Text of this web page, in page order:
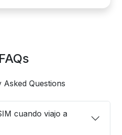
FAQs
Asked Questions
cuando viajo a